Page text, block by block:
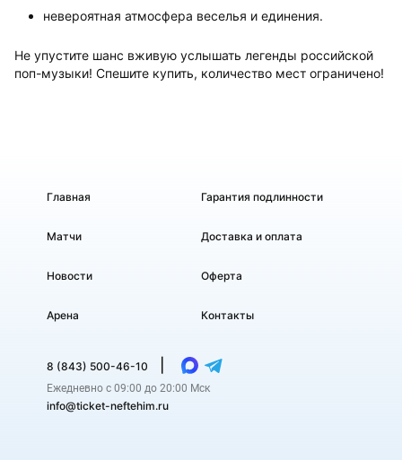
невероятная атмосфера веселья и единения.
Не упустите шанс вживую услышать легенды российской
поп-музыки! Спешите купить, количество мест ограничено!
Главная
Матчи
Новости
Арена
Гарантия подлинности
Доставка и оплата
Оферта
Контакты
8 (843) 500-46-10
Ежедневно с 09:00 до 20:00 Мск
info@ticket-neftehim.ru